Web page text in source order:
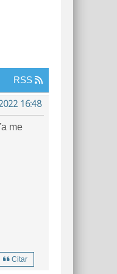
RSS
16:48
me
Citar